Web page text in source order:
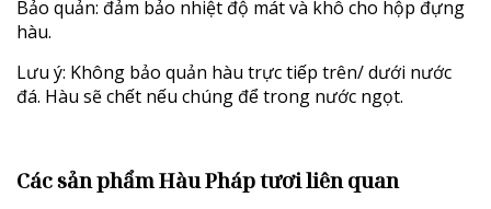
Bảo quản: đảm bảo nhiệt độ mát và khô cho hộp đựng
hàu.
Lưu ý: Không bảo quản hàu trực tiếp trên/ dưới nước
đá. Hàu sẽ chết nếu chúng để trong nước ngọt.
Các sản phẩm Hàu Pháp tươi liên quan